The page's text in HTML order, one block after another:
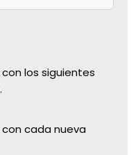
los siguientes
cada nueva